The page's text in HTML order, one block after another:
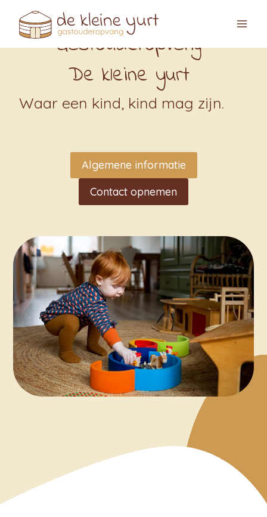
naar
inhoud
Gastouderopvang
De kleine yurt
Waar een kind, kind mag zijn.
Algemene informatie
Contact opnemen